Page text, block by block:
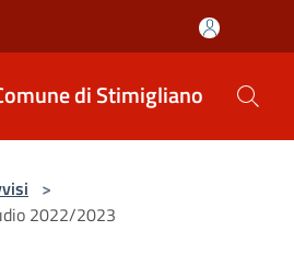
di Stimigliano
>
2022/2023